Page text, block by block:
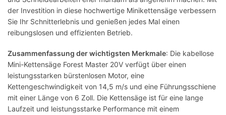
der Investition in diese hochwertige Minikettensäge verbessern
Sie Ihr Schnitterlebnis und genießen jedes Mal einen
reibungslosen und effizienten Betrieb.
Zusammenfassung der wichtigsten Merkmale: Die kabellose
Mini-Kettensäge Forest Master 20V verfügt über einen
leistungsstarken bürstenlosen Motor, eine
Kettengeschwindigkeit von 14,5 m/s und eine Führungsschiene
mit einer Länge von 6 Zoll. Die Kettensäge ist für eine lange
Laufzeit und leistungsstarke Performance mit einem